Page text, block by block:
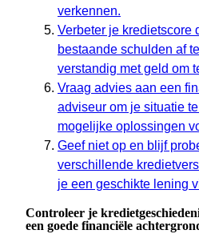
verkennen.
Verbeter je kredietscore
bestaande schulden af
verstandig met geld om
Vraag advies aan een
adviseur om je situatie
mogelijke oplossingen
Geef niet op en blijf
verschillende
je een geschikte lening
Controleer je
een goede financiële